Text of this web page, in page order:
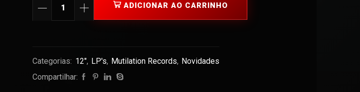
ADICIONAR AO CARRINHO
Categorias: 12", LP's, Mutilation Records, Novidades
Compartilhar: